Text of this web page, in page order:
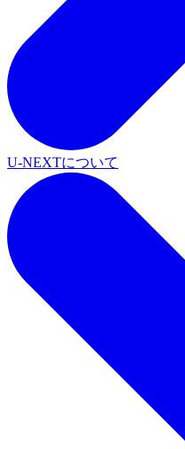
U-NEXTについて